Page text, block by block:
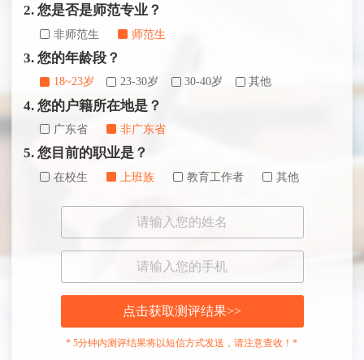
2. 您是否是师范专业？
非师范生 师范生
3. 您的年龄段？
18~23岁 23-30岁 30-40岁 其他
4. 您的户籍所在地是？
广东省 非广东省
5. 您目前的职业是？
在校生 上班族 教育工作者 其他
点击获取测评结果>>
* 5分钟内测评结果将以短信方式发送，请注意查收！*